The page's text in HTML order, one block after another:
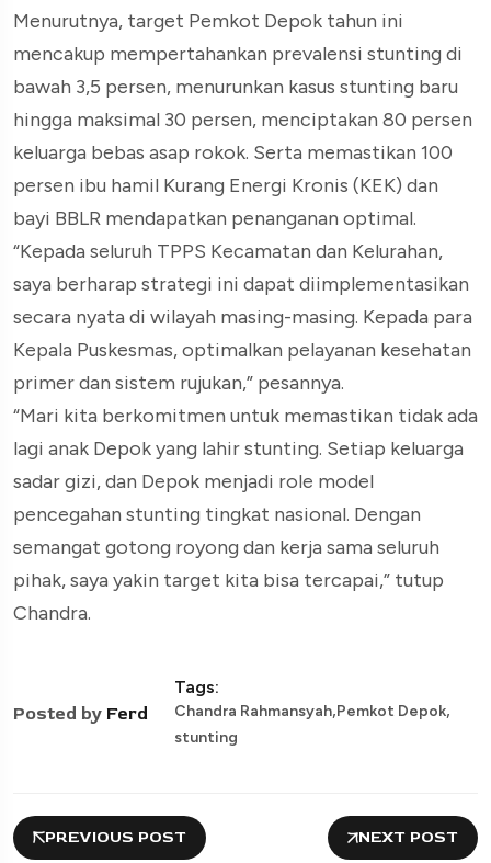
Menurutnya, target Pemkot Depok tahun ini
mencakup mempertahankan prevalensi stunting di
bawah 3,5 persen, menurunkan kasus stunting baru
hingga maksimal 30 persen, menciptakan 80 persen
keluarga bebas asap rokok. Serta memastikan 100
persen ibu hamil Kurang Energi Kronis (KEK) dan
bayi BBLR mendapatkan penanganan optimal.
“Kepada seluruh TPPS Kecamatan dan Kelurahan,
saya berharap strategi ini dapat diimplementasikan
secara nyata di wilayah masing-masing. Kepada para
Kepala Puskesmas, optimalkan pelayanan kesehatan
primer dan sistem rujukan,” pesannya.
“Mari kita berkomitmen untuk memastikan tidak ada
lagi anak Depok yang lahir stunting. Setiap keluarga
sadar gizi, dan Depok menjadi role model
pencegahan stunting tingkat nasional. Dengan
semangat gotong royong dan kerja sama seluruh
pihak, saya yakin target kita bisa tercapai,” tutup
Chandra.
Posted by Ferd
Tags:
Chandra Rahmansyah,Pemkot Depok,
stunting
PREVIOUS POST NEXT POST